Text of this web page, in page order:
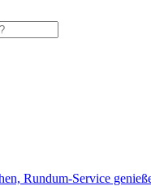
Rundum-Service